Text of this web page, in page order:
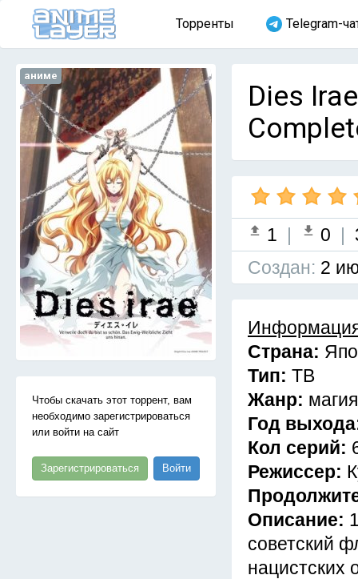
Торренты Telegram-
аниме
Чтобы скачать этот торрент, вам
необходимо зарегистрироваться
или войти на сайт
Зарегистрироваться Войти
Dies
1 | 0 |
Cоздан: 2
Страна:
Тип: ТВ
Жанр:
Год
Кол серий:
Режиссер:
Описание:
советский
нацистских